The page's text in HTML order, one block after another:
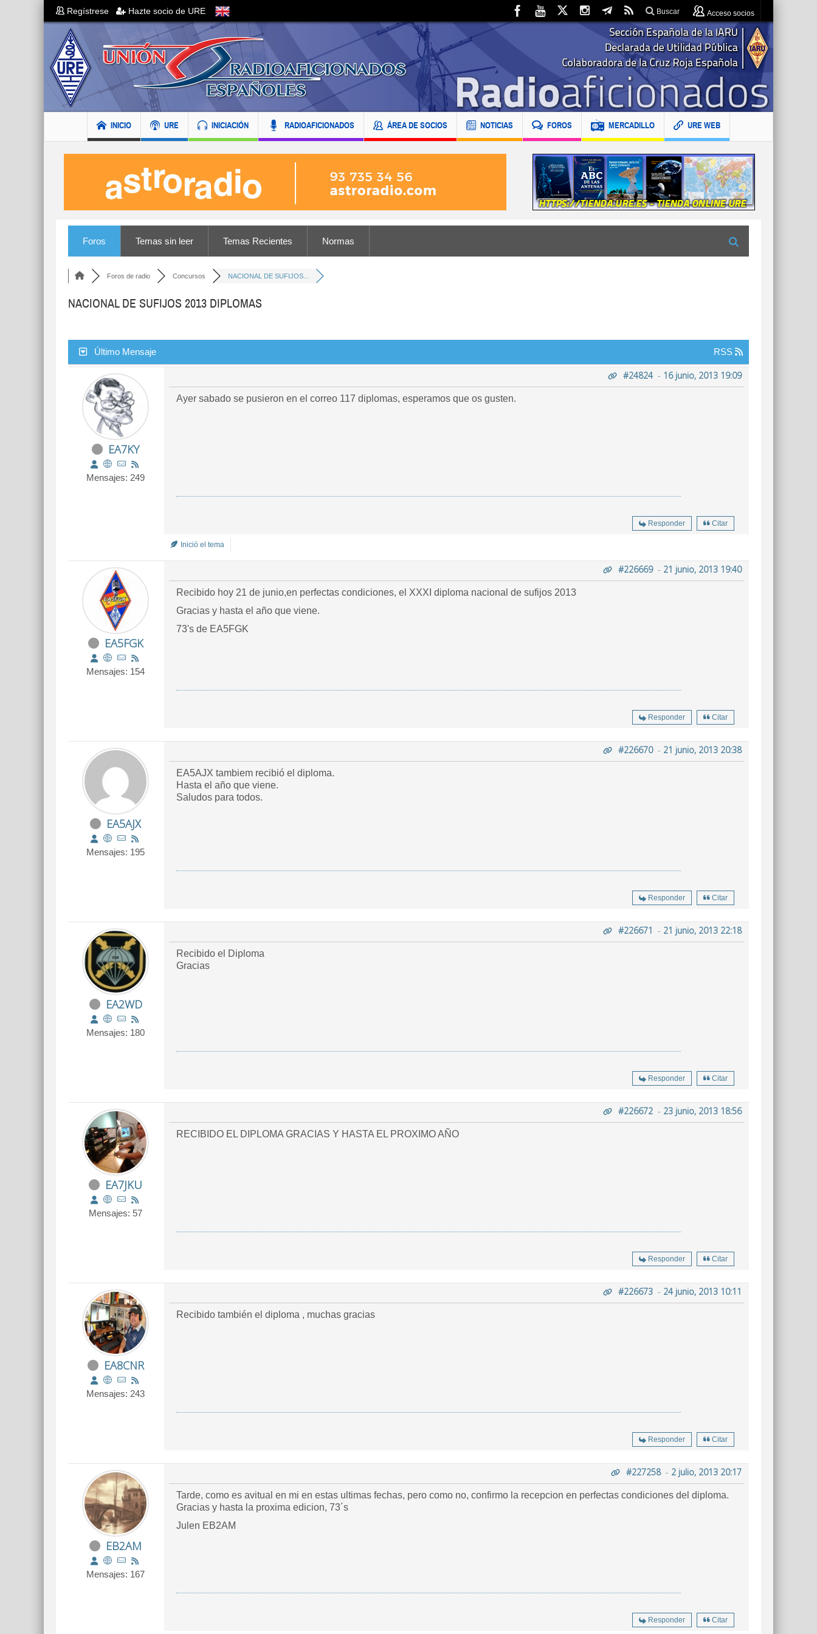
Regístrese Hazte socio de URE Buscar Acceso socios
INICIO URE INICIACIÓN RADIOAFICIONADOS ÁREA DE SOCIOS NOTICIAS FOROS MERCADILLO URE WEB
Foros Temas sin leer Temas Recientes Normas
Foros de radio Concursos NACIONAL DE SUFIJOS...
NACIONAL DE SUFIJOS 2013 DIPLOMAS
Último Mensaje RSS
EA7KY
Mensajes: 249
#24824- 16 junio, 2013 19:09
Ayer sabado se pusieron en el correo 117 diplomas, esperamos que os gusten.
Responder Citar
Inició el tema
EA5FGK
Mensajes: 154
#226669- 21 junio, 2013 19:40
Recibido hoy 21 de junio,en perfectas condiciones, el XXXI diploma nacional de sufijos 2013
Gracias y hasta el año que viene.
73's de EA5FGK
Responder Citar
EA5AJX
Mensajes: 195
#226670- 21 junio, 2013 20:38
EA5AJX tambiem recibió el diploma.
Hasta el año que viene.
Saludos para todos.
Responder Citar
EA2WD
Mensajes: 180
#226671 - 21 junio, 2013 22:18
Recibido el Diploma
Gracias
Responder Citar
EA7JKU
Mensajes: 57
#226672 - 23 junio, 2013 18:56
RECIBIDO EL DIPLOMA GRACIAS Y HASTA EL PROXIMO AÑO
Responder Citar
EA8CNR
Mensajes: 243
#226673 - 24 junio, 2013 10:11
Recibido también el diploma , muchas gracias
Responder Citar
EB2AM
Mensajes: 167
#227258- 2 julio, 2013 20:17
Tarde, como es avitual en mi en estas ultimas fechas, pero como no, confirmo la recepcion en perfectas condiciones del diploma.
Gracias y hasta la proxima edicion, 73´s
Julen EB2AM
Responder Citar